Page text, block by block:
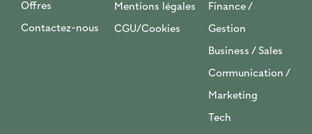
Offres
Contactez-nous
Mentions légales
CGU/Cookies
Finance /
Gestion
Business / Sales
Communication /
Marketing
Tech